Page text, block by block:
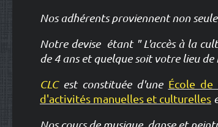
Nos adhérents proviennent non
Notre devise étant " L'accès à la
de 4 ans et quelque soit votre lieu de
CLC est constituée d'une École de
d'activités manuelles et culturelles